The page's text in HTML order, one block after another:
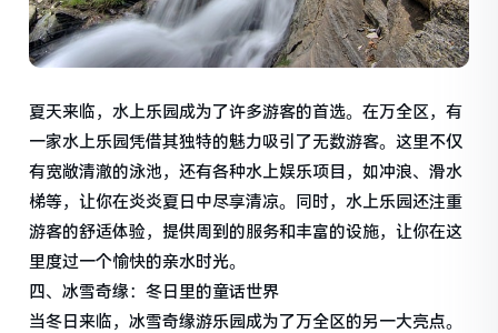
夏天来临，水上乐园成为了许多游客的首选。在万全区，有
一家水上乐园凭借其独特的魅力吸引了无数游客。这里不仅
有宽敞清澈的泳池，还有各种水上娱乐项目，如冲浪、滑水
梯等，让你在炎炎夏日中尽享清凉。同时，水上乐园还注重
游客的舒适体验，提供周到的服务和丰富的设施，让你在这
里度过一个愉快的亲水时光。
四、冰雪奇缘：冬日里的童话世界
当冬日来临，冰雪奇缘游乐园成为了万全区的另一大亮点。